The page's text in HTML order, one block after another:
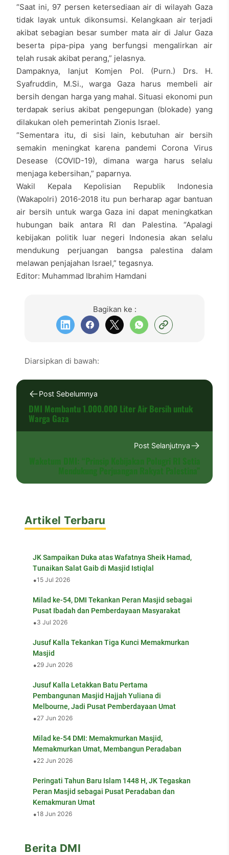
“Saat ini, 97 persen ketersediaan air di wilayah Gaza
tidak layak untuk dikonsumsi. Kelangkaan air terjadi
akibat sebagian besar sumber mata air di Jalur Gaza
beserta pipa-pipa yang berfungsi mengalirkan air
telah rusak akibat perang,” jelasnya.
Dampaknya, lanjut Komjen Pol. (Purn.) Drs. H.
Syafruddin, M.Si., warga Gaza harus membeli air
bersih dengan harga yang mahal. Situasi ekonomi pun
terdapak serius akibat pengepungan (blokade) yang
dilakukan oleh pemerintah Zionis Israel.
“Sementara itu, di sisi lain, kebutuhan air bersih
semakin meningkat karena pandemi Corona Virus
Desease (COVID-19), dimana warga harus selalu
menjaga kebersihan,” paparnya.
Wakil Kepala Kepolisian Republik Indonesia
(Wakapolri) 2016-2018 itu pun berharap agar bantuan
air bersih untuk warga Gaza ini dapat meningkatkan
hubungan baik antara RI dan Palestina. “Apalagi
kebijakan politik luar negeri Indonesia akan selalu
mendukung perjuangan bangsa palestina dalam
melawan penjajahan Israel,” tegasnya.
Editor: Muhammad Ibrahim Hamdani
Bagikan ke :
Diarsipkan di bawah:
Post Sebelumnya
DMI Membantu 1.000.000 Liter Air Bersih untuk
Warga Gaza
Post Selanjutnya
Artikel Terbaru
JK Sampaikan Duka atas Wafatnya Sheik Hamad,
Tunaikan Salat Gaib di Masjid Istiqlal
•15 Jul 2026
Milad ke-54, DMI Tekankan Peran Masjid sebagai
Pusat Ibadah dan Pemberdayaan Masyarakat
•3 Jul 2026
Jusuf Kalla Tekankan Tiga Kunci Memakmurkan
Masjid
•29 Jun 2026
Jusuf Kalla Letakkan Batu Pertama
Pembangunan Masjid Hajjah Yuliana di
Melbourne, Jadi Pusat Pemberdayaan Umat
•27 Jun 2026
Milad ke-54 DMI: Memakmurkan Masjid,
Memakmurkan Umat, Membangun Peradaban
•22 Jun 2026
Peringati Tahun Baru Islam 1448 H, JK Tegaskan
Peran Masjid sebagai Pusat Peradaban dan
Kemakmuran Umat
•18 Jun 2026
Berita DMI